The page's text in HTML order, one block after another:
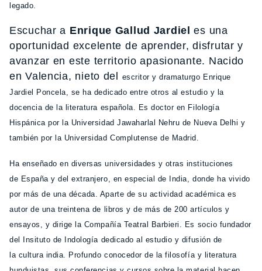
legado.
Escuchar a Enrique Gallud Jardiel es una
oportunidad excelente de aprender, disfrutar y
avanzar en este territorio apasionante. Nacido
en Valencia, nieto del escritor y dramaturgo Enrique
Jardiel Poncela, se ha dedicado entre otros al estudio y la
docencia de la literatura española. Es doctor en Filología
Hispánica por la Universidad Jawaharlal Nehru de Nueva Delhi y
tambiénpor la Universidad Complutense de Madrid.
Ha enseñado en diversas universidades y otras instituciones
de España y del extranjero, en especial de India, donde ha vivido
por más de una década. Aparte de su actividad académica es
autor de una treintena de libros y de más de 200 artículos y
ensayos, y dirige la Compañía Teatral Barbieri. Es socio fundador
del Insituto de Indología dedicado al estudio y difusión de
la cultura india. Profundo conocedor de la filosofía y literatura